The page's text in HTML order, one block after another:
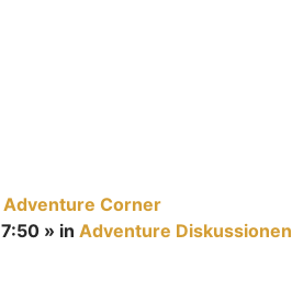
Corner
» in Adventure Diskussionen